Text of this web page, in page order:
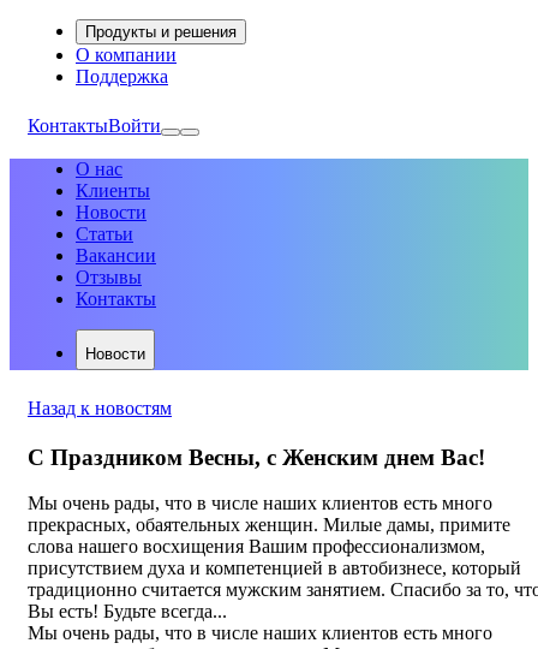
Продукты и решения
О компании
Поддержка
КонтактыВойти
О нас
Клиенты
Новости
Статьи
Вакансии
Отзывы
Контакты
Новости
Назад к новостям
С Праздником Весны, с Женским днем Вас!
Мы очень рады, что в числе наших клиентов есть много
прекрасных, обаятельных женщин. Милые дамы, примите
слова нашего восхищения Вашим профессионализмом,
присутствием духа и компетенцией в автобизнесе, который
традиционно считается мужским занятием. Спасибо за то,
Вы есть! Будьте всегда...
Мы очень рады, что в числе наших клиентов есть много